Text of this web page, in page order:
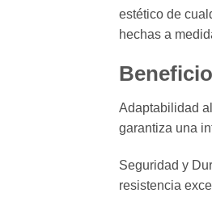
estético de
hechas a
Adaptabilidad
garantiza una
Seguridad y
resistencia